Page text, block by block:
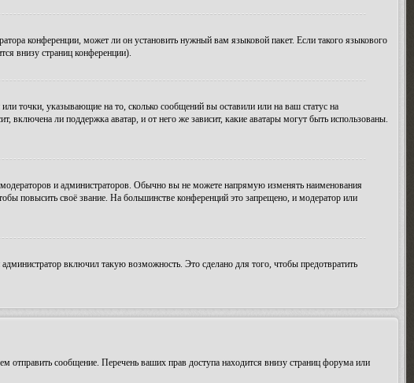
конференции, может ли он установить нужный вам языковой пакет. Если такого языкового
внизу страниц конференции).
точки, указывающие на то, сколько сообщений вы оставили или на ваш статус на
включена ли поддержка аватар, и от него же зависит, какие аватары могут быть использованы.
и администраторов. Обычно вы не можете напрямую изменять наименования
повысить своё звание. На большинстве конференций это запрещено, и модератор или
включил такую возможность. Это сделано для того, чтобы предотвратить
сообщение. Перечень ваших прав доступа находится внизу страниц форума или